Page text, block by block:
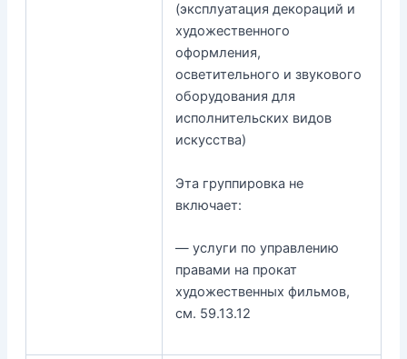
(эксплуатация декораций и
художественного
оформления,
осветительного и звукового
оборудования для
исполнительских видов
искусства)
Эта группировка не
включает:
— услуги по управлению
правами на прокат
художественных фильмов,
см. 59.13.12